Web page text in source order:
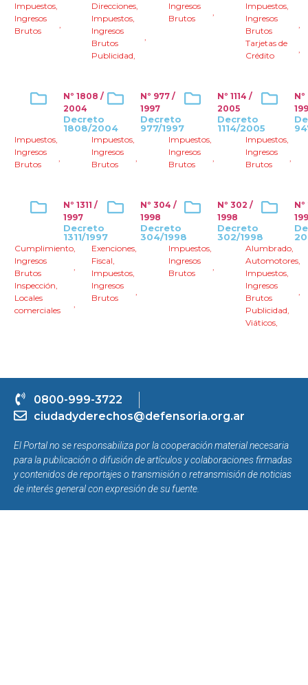
Impuestos,
Ingresos
Brutos
,
Direcciones,
Impuestos,
Ingresos
Brutos
,
Publicidad,
Ingresos
Brutos
,
Impuestos,
Ingresos
Brutos
,
Tarjetas de
Crédito
,
Nº 1808 /
2004
Decreto
1808/2004
Impuestos,
Ingresos
Brutos
,
Nº 977 /
1997
Decreto
977/1997
Impuestos,
Ingresos
Brutos
,
Nº 1114 /
2005
Decreto
1114/2005
Impuestos,
Ingresos
Brutos
,
Impuestos,
Ingresos
Brutos
,
Nº 1311 /
1997
Decreto
1311/1997
Cumplimiento,
Ingresos
Brutos
,
Inspección,
Locales
comerciales
,
Nº 304 /
1998
Decreto
304/1998
Exenciones,
Fiscal,
Impuestos,
Ingresos
Brutos
,
Nº 302 /
1998
Decreto
302/1998
Impuestos,
Ingresos
Brutos
,
Alumbrado,
Automotores,
Impuestos,
Ingresos
Brutos
,
Publicidad,
Viáticos,
0800-999-3722
ciudadyderechos@defensoria.org.ar
El Portal no se responsabiliza por la cooperación material necesaria
para la publicación o difusión de artículos y colaboraciones firmadas
y contenidos de reportajes o transmisión o retransmisión de noticias
de interés general con expresión de su fuente.